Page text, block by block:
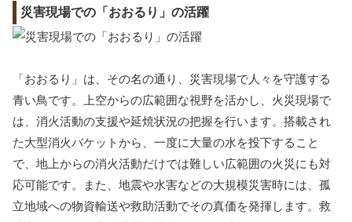
災害現場での「おおるり」の活躍
「おおるり」は、その名の通り、災害現場で人々を守護する
青い鳥です。上空からの広範囲な視野を活かし、火災現場で
は、消火活動の支援や延焼状況の把握を行います。搭載され
た大型消火バケットから、一度に大量の水を投下すること
で、地上からの消火活動だけでは難しい広範囲の火災にも対
応可能です。また、地震や水害などの大規模災害時には、孤
立地域への物資輸送や救助活動でその真価を発揮します。救